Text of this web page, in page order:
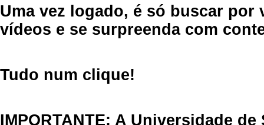
Uma vez logado, é só buscar por
vídeos e se surpreenda com
Tudo num clique!
IMPORTANTE: A Universidade